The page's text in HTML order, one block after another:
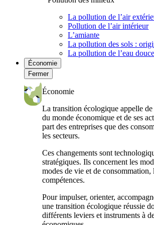
La pollution de l’air
Pollution de l’air intérieur
L’amiante
La pollution des sols :
La pollution de l’eau douce
Économie
Fermer
Économie
La transition écologique appelle
du monde économique et de ses
part des entreprises que des
les secteurs.
Ces changements sont
stratégiques. Ils concernent les
modes de vie et de consommation,
compétences.
Pour impulser, orienter,
une transition écologique réussie
différents leviers et instruments à